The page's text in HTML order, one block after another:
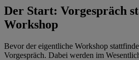
Der Start: Vorgespräch
Workshop
Bevor der eigentliche Workshop
Vorgespräch. Dabei werden im